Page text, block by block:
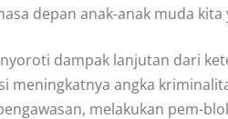
depan anak-anak muda
dampak lanjutan dari
meningkatnya angka
melakukan pem-